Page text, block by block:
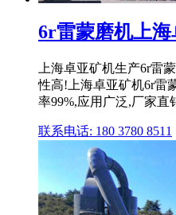
6r雷蒙磨机上
上海卓亚矿机生产6r雷
性高!上海卓亚矿机6r雷
率99%,应用广泛,厂家直
联系电话: 180 3780 8511